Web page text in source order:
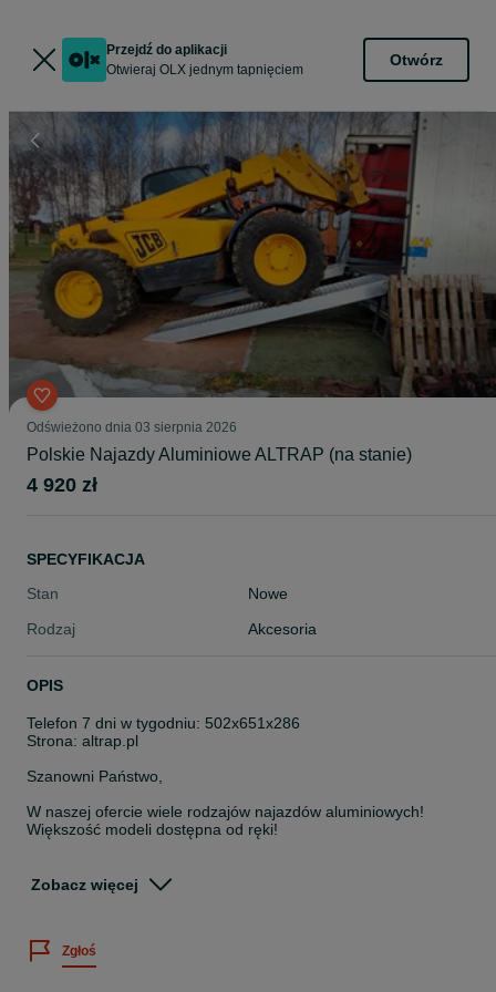
Przejdź do aplikacji
Otwieraj OLX jednym tapnięciem
Otwórz
Odświeżono dnia 03 sierpnia 2026
Polskie Najazdy Aluminiowe ALTRAP (na stanie)
4 920 zł
SPECYFIKACJA
Stan
Nowe
Rodzaj
Akcesoria
OPIS
Telefon 7 dni w tygodniu: 502x651x286
Strona: altrap.pl
Szanowni Państwo,
W naszej ofercie wiele rodzajów najazdów aluminiowych!
Większość modeli dostępna od ręki!
konkurencję w próbach wytrzymałościowych! Najwyższej klasy
_
Zobacz więcej
Zgłoś